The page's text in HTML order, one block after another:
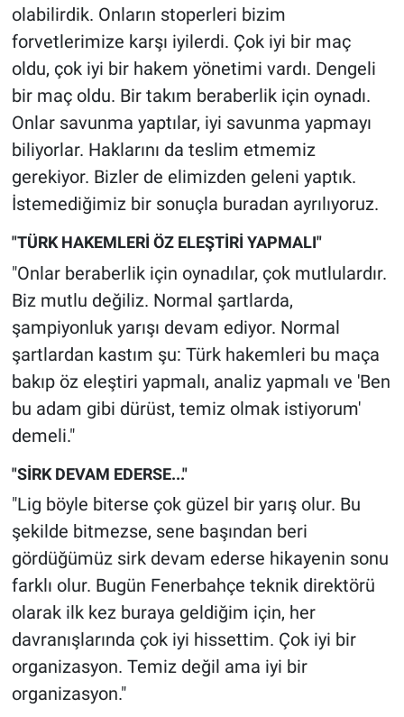
olabilirdik. Onların stoperleri bizim
forvetlerimize karşı iyilerdi. Çok iyi bir maç
oldu, çok iyi bir hakem yönetimi vardı. Dengeli
bir maç oldu. Bir takım beraberlik için oynadı.
Onlar savunma yaptılar, iyi savunma yapmayı
biliyorlar. Haklarını da teslim etmemiz
gerekiyor. Bizler de elimizden geleni yaptık.
İstemediğimiz bir sonuçla buradan ayrılıyoruz.
"TÜRK HAKEMLERİ ÖZ ELEŞTİRİ YAPMALI"
"Onlar beraberlik için oynadılar, çok mutlulardır.
Biz mutlu değiliz. Normal şartlarda,
şampiyonluk yarışı devam ediyor. Normal
şartlardan kastım şu: Türk hakemleri bu maça
bakıp öz eleştiri yapmalı, analiz yapmalı ve 'Ben
bu adam gibi dürüst, temiz olmak istiyorum'
demeli."
"SİRK DEVAM EDERSE..."
"Lig böyle biterse çok güzel bir yarış olur. Bu
şekilde bitmezse, sene başından beri
gördüğümüz sirk devam ederse hikayenin sonu
farklı olur. Bugün Fenerbahçe teknik direktörü
olarak ilk kez buraya geldiğim için, her
davranışlarında çok iyi hissettim. Çok iyi bir
organizasyon. Temiz değil ama iyi bir
organizasyon."